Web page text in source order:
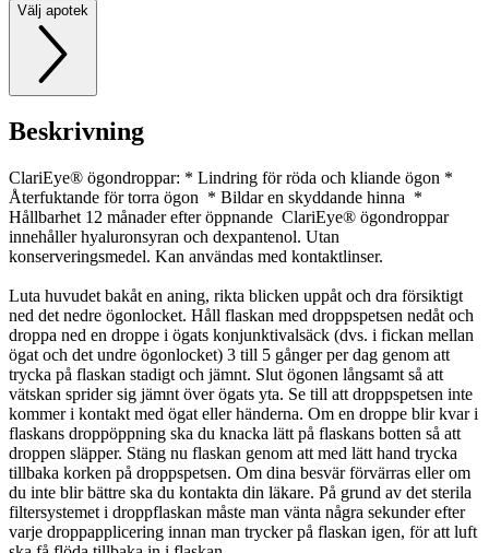
Välj apotek
Beskrivning
ClariEye® ögondroppar: * Lindring för röda och kliande ögon *
Återfuktande för torra ögon * Bildar en skyddande hinna *
Hållbarhet 12 månader efter öppnande ClariEye® ögondroppar
innehåller hyaluronsyran och dexpantenol. Utan
konserveringsmedel. Kan användas med kontaktlinser.
Luta huvudet bakåt en aning, rikta blicken uppåt och dra försiktigt
ned det nedre ögonlocket. Håll flaskan med droppspetsen nedåt och
droppa ned en droppe i ögats konjunktivalsäck (dvs. i fickan mellan
ögat och det undre ögonlocket) 3 till 5 gånger per dag genom att
trycka på flaskan stadigt och jämnt. Slut ögonen långsamt så att
vätskan sprider sig jämnt över ögats yta. Se till att droppspetsen inte
kommer i kontakt med ögat eller händerna. Om en droppe blir kvar i
flaskans droppöppning ska du knacka lätt på flaskans botten så att
droppen släpper. Stäng nu flaskan genom att med lätt hand trycka
tillbaka korken på droppspetsen. Om dina besvär förvärras eller om
du inte blir bättre ska du kontakta din läkare. På grund av det sterila
filtersystemet i droppflaskan måste man vänta några sekunder efter
varje droppapplicering innan man trycker på flaskan igen, för att luft